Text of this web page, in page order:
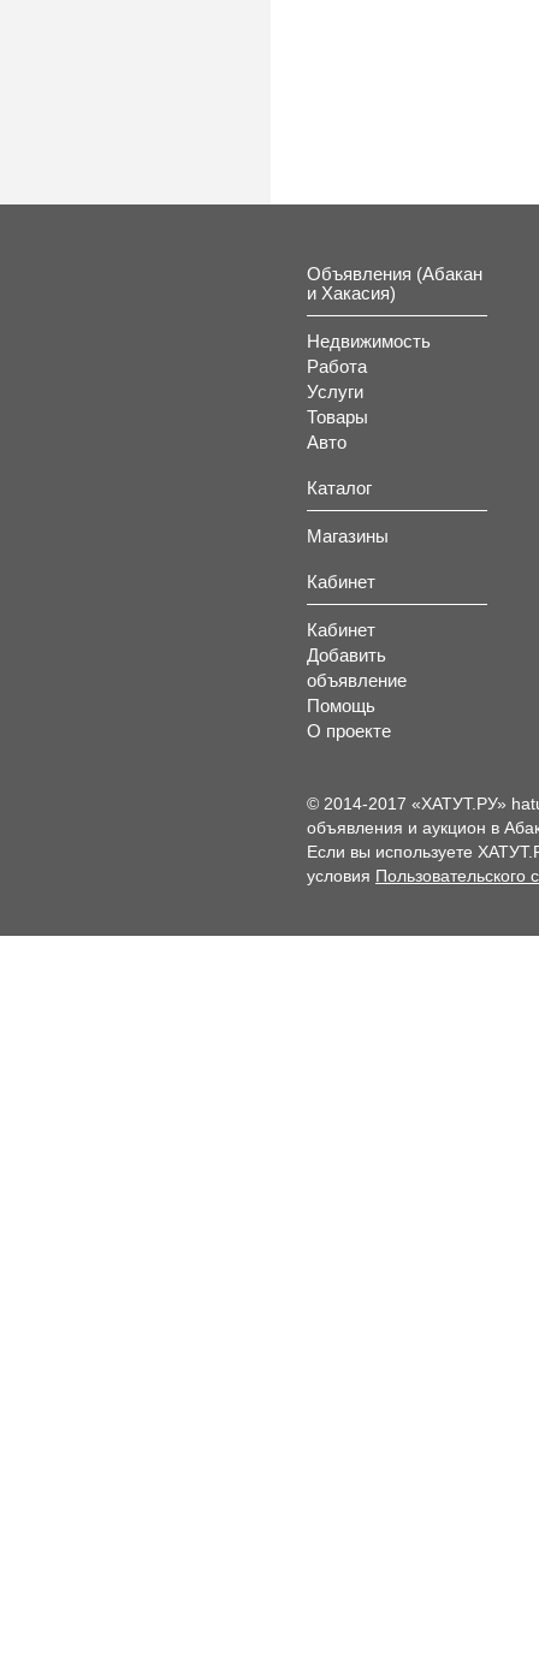
Объявления (Абакан
и Хакасия)
Недвижимость
Работа
Услуги
Товары
Авто
Каталог
Магазины
Кабинет
Кабинет
Добавить
объявление
Помощь
О проекте
© 2014-2017 «ХАТУТ.РУ»
объявления и аукцион в
Если вы используете
условия Пользовательского